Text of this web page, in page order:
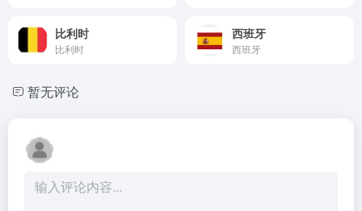
比利时
比利时
西班牙
西班牙
暂无评论